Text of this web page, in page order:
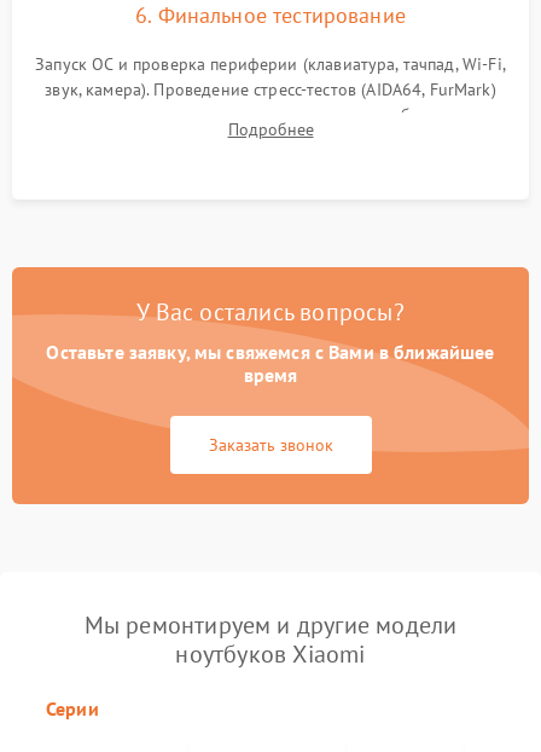
6. Финальное тестирование
Запуск ОС и проверка периферии (клавиатура, тачпад, Wi-Fi,
звук, камера). Проведение стресс-тестов (AIDA64, FurMark)
для контроля температурного режима и стабильности
системы под пиковой нагрузкой.
Подробнее
У Вас остались вопросы?
Оставьте заявку, мы свяжемся с Вами в ближайшее
время
Заказать звонок
Мы ремонтируем и другие модели
ноутбуков Xiaomi
Серии